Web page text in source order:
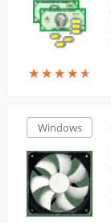
★★★★★
★★★★★
Windows